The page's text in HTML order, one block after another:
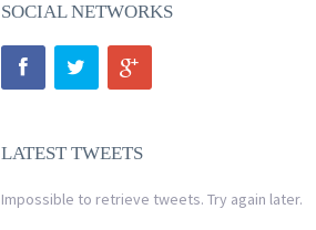
SOCIAL NETWORKS
LATEST TWEETS
Impossible to retrieve tweets. Try again later.